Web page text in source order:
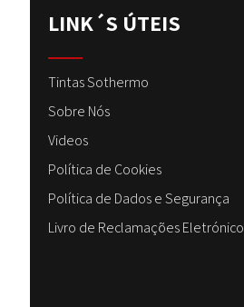
LINK´S ÚTEIS
Tintas Sothermo
Sobre Nós
Videos
Política de Cookies
Política de Dados e Segurança
Livro de Reclamações Eletrónico